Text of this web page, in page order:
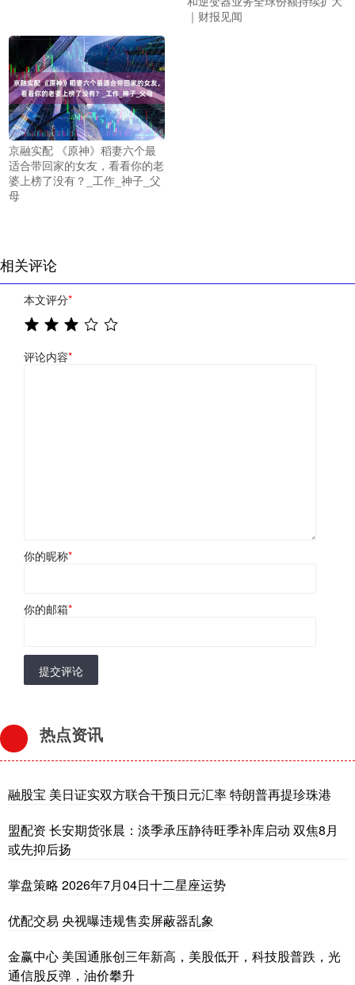
｜财报见闻
京融实配 《原神》稻妻六个最
适合带回家的女友，看看你的老
婆上榜了没有？_工作_神子_父
母
相关评论
本文评分*
评论内容*
你的昵称*
你的邮箱*
提交评论
热点资讯
融股宝 美日证实双方联合干预日元汇率 特朗普再提珍珠港
盟配资 长安期货张晨：淡季承压静待旺季补库启动 双焦8月
或先抑后扬
掌盘策略 2026年7月04日十二星座运势
优配交易 央视曝违规售卖屏蔽器乱象
金赢中心 美国通胀创三年新高，美股低开，科技股普跌，光
通信股反弹，油价攀升